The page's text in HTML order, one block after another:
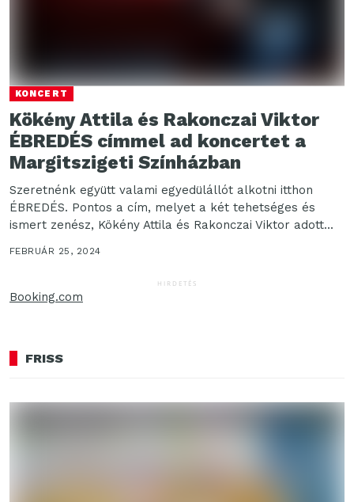
KONCERT
Kökény Attila és Rakonczai Viktor
ÉBREDÉS címmel ad koncertet a
Margitszigeti Színházban
Szeretnénk együtt valami egyedülállót alkotni itthon
ÉBREDÉS. Pontos a cím, melyet a két tehetséges és
ismert zenész, Kökény Attila és Rakonczai Viktor adott...
FEBRUÁR 25, 2024
HIRDETÉS
Booking.com
FRISS